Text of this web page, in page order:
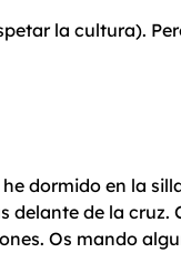
la cultura).
dormido en la
delante de la cruz.
Os mando